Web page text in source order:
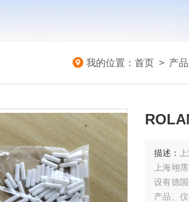
我的位置： 首页 > 产
描述：
上海翊
设有德
产品、